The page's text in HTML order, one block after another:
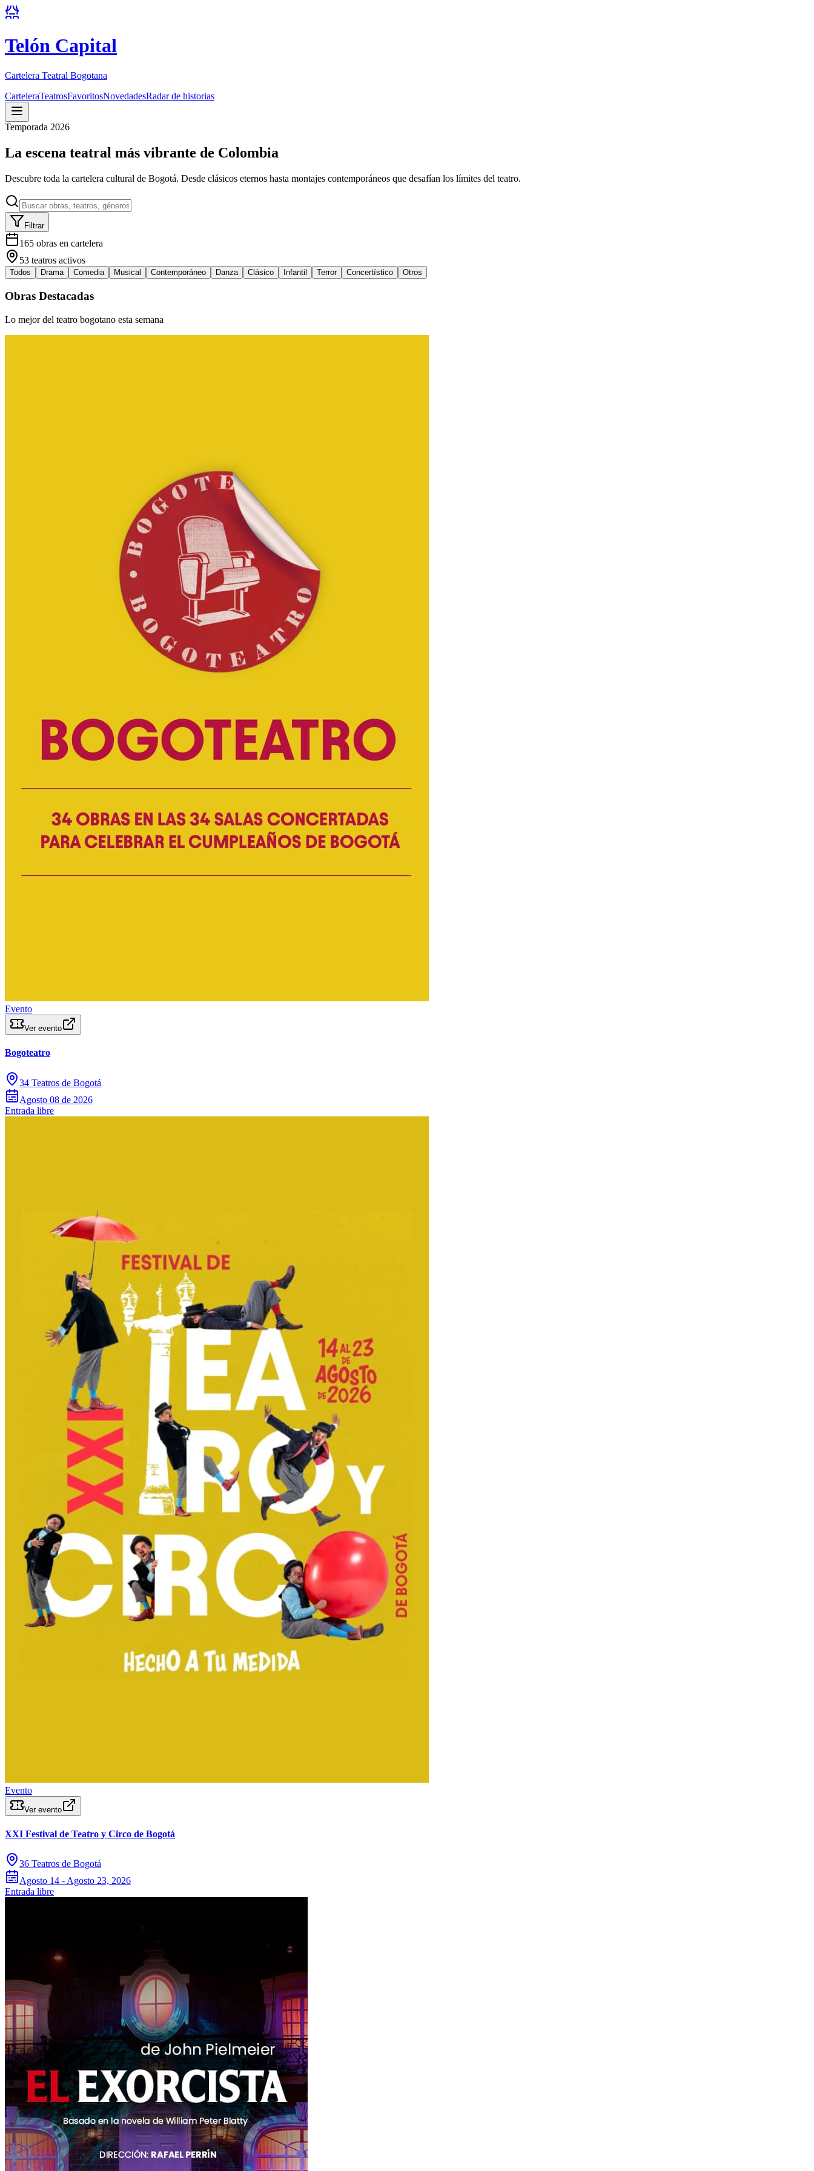
Telón Capital
Cartelera Teatral Bogotana
CarteleraTeatrosFavoritosNovedadesRadar de historias
Temporada 2026
La escena teatral más vibrante de Colombia
Descubre toda la cartelera cultural de Bogotá. Desde clásicos eternos hasta montajes contemporáneos que desafían los límites del teatro.
Filtrar
165 obras en cartelera
53 teatros activos
Todos Drama Comedia Musical Contemporáneo Danza Clásico Infantil Terror Concertístico Otros
Obras Destacadas
Lo mejor del teatro bogotano esta semana
Evento
Ver evento
Bogoteatro
34 Teatros de Bogotá
Agosto 08 de 2026
Entrada libre
Evento
Ver evento
XXI Festival de Teatro y Circo de Bogotá
36 Teatros de Bogotá
Agosto 14 - Agosto 23, 2026
Entrada libre